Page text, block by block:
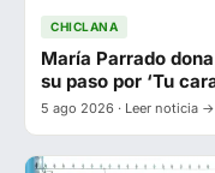
CHICLANA
María Parrado
su paso por ‘Tu
5 ago 2026 · Leer noticia →